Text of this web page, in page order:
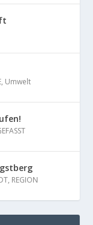
, Umwelt
, REGION